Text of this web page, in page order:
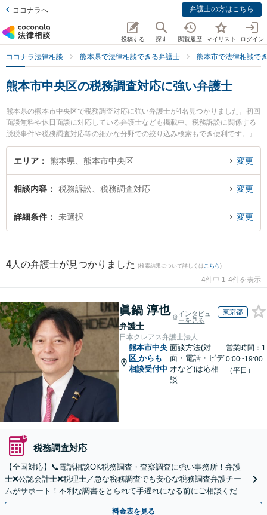
ココナラへ 弁護士の方はこちら
投稿する 探す 閲覧履歴 マイリスト ログイン
ココナラ法律相談 熊本県で法律相談できる弁護士 熊本市で法律相談で
熊本市中央区の税務調査対応に強い弁護士
熊本県の熊本市中央区で税務調査対応に強い弁護士が4名見つかりました。初回
面談無料や休日面談に対応している弁護士なども掲載中。税務訴訟に関係する
脱税事件や税務調査対応等の細かな分野での絞り込み検索もでき便利です。』
特に熊本セントラル法律事務所の木野 博徳弁護士やアロウズ法律事務所の川島
孝之弁護士、春田法律事務所 熊本オフィスの井手 俊輔弁護士のプロフィール情
査対応のトラブル解決の実績豊富な近くの弁護士を検索したい』『初回相談無
料で税務調査対応を法律相談できる熊本市中央区内の弁護士に相談予約した
い』などでお困りの相談者さんにおすすめです。
エリア 熊本県、熊本市中央区 変更
相談内容 税務訴訟、税務調査対応 変更
詳細条件 未選択 変更
4 人の弁護士が見つかりました (検索結果について詳しくは こちら)
4件中 1-4件を表示
眞鍋 淳也
弁護士
インタビュ
ーを見る
東京都
日本クレアス弁護士法人
熊本市中央
区 からも
相談受付中
面談方法(対
面・電話・ビデ
オなど)は応相
談
営業時間：1
0:00~19:00
（平日）
税務調査対応
【全国対応】📞電話相談OK税務調査・査察調査に強い事務所！弁護
士❌公認会計士❌税理士／急な税務調査でも安心な税務調査弁護チー
ムがサポート！不利な調書をとられて手遅れになる前にご相談くださ
い。
料金表を見る